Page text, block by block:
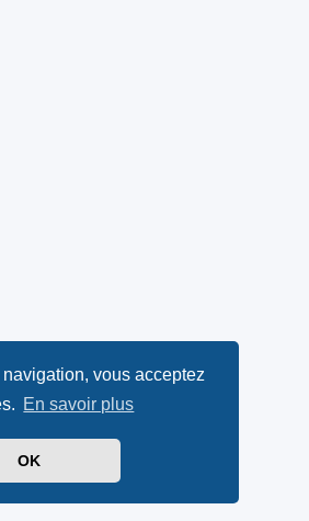
vous acceptez
En savoir plus
OK